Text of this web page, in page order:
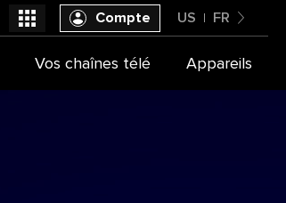
United States
US FR
Compte
Vos chaînes télé Appareils